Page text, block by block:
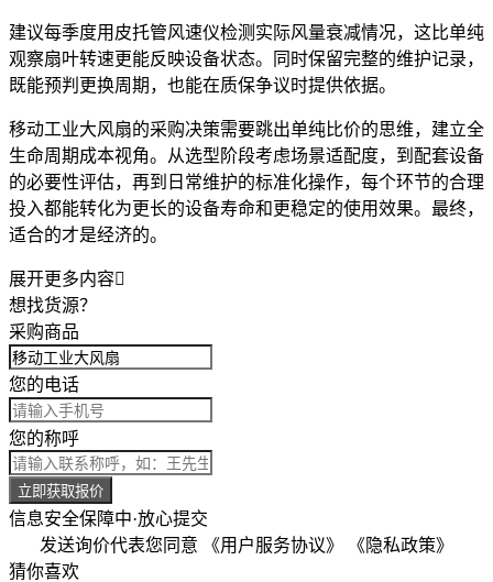
建议每季度用 皮托管风速仪检测实际风量衰减情况，这比单纯
观察扇叶转速更能反映设备状态。同时保留完整的维护记录，
既能预判更换周期，也能在质保争议时提供依据。
移动工业大风扇的采购决策需要跳出单纯比价的思维，建立全
生命周期成本视角。从选型阶段考虑场景适配度，到配套设备
的必要性评估，再到日常维护的标准化操作，每个环节的合理
投入都能转化为更长的设备寿命和更稳定的使用效果。最终，
适合的才是经济的。
展开更多内容
想找货源？
采购商品
您的电话
您的称呼
立即获取报价
信息安全保障中·放心提交
发送询价代表您同意 《用户服务协议》
《隐私政策》
猜你喜欢